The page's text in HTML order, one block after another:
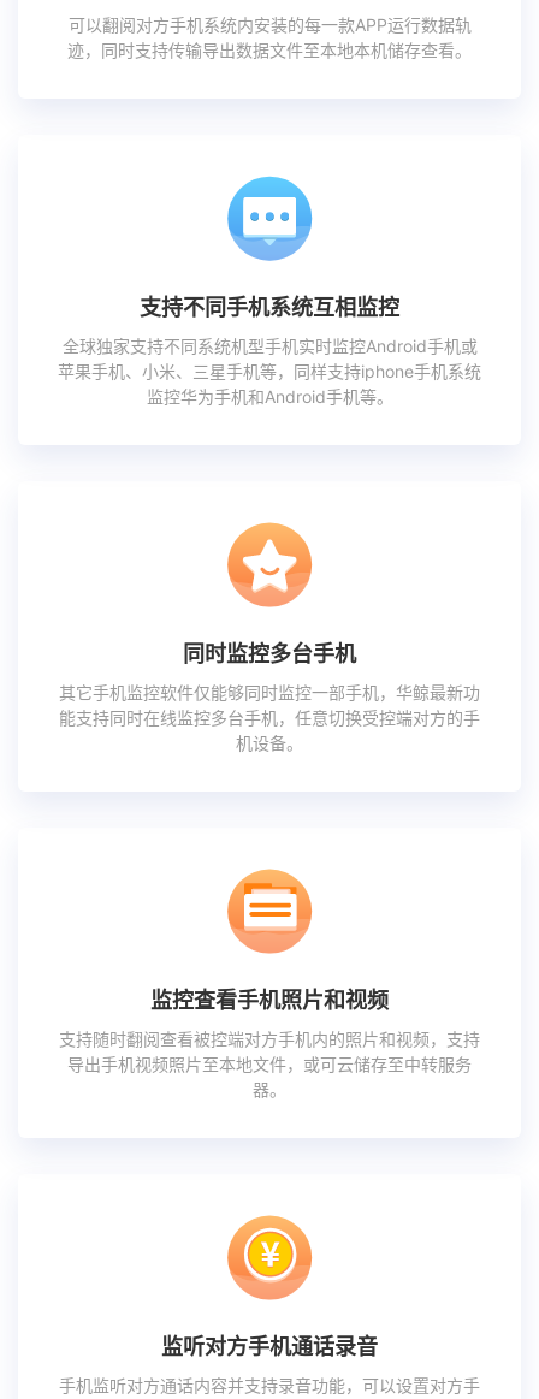
可以翻阅对方手机系统内安装的每一款APP运行数据轨
迹，同时支持传输导出数据文件至本地本机储存查看。
支持不同手机系统互相监控
全球独家支持不同系统机型手机实时监控Android手机或
苹果手机、小米、三星手机等，同样支持iphone手机系统
监控华为手机和Android手机等。
同时监控多台手机
其它手机监控软件仅能够同时监控一部手机，华鲸最新功
能支持同时在线监控多台手机，任意切换受控端对方的手
机设备。
监控查看手机照片和视频
支持随时翻阅查看被控端对方手机内的照片和视频，支持
导出手机视频照片至本地文件，或可云储存至中转服务
器。
监听对方手机通话录音
手机监听对方通话内容并支持录音功能，可以设置对方手